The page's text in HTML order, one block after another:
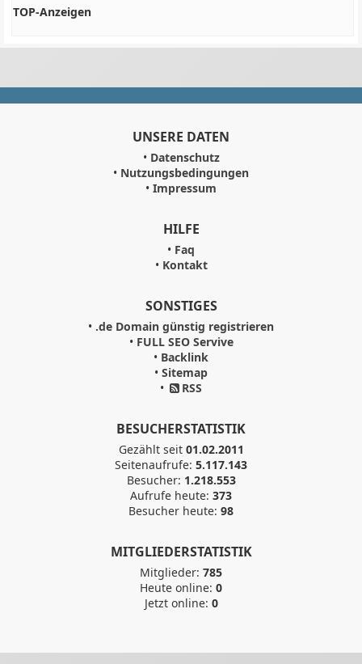
TOP-Anzeigen
UNSERE DATEN
• Datenschutz
• Nutzungsbedingungen
• Impressum
HILFE
• Faq
• Kontakt
SONSTIGES
• .de Domain günstig registrieren
• FULL SEO Servive
• Backlink
• Sitemap
•
RSS
BESUCHERSTATISTIK
Gezählt seit 01.02.2011
Seitenaufrufe: 5.117.143
Besucher: 1.218.553
Aufrufe heute: 373
Besucher heute: 98
MITGLIEDERSTATISTIK
Mitglieder: 785
Heute online: 0
Jetzt online: 0